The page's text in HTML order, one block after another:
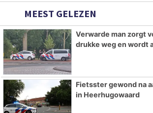
MEEST GELEZEN
Verwarde man zorgt
drukke weg en wordt
Fietsster gewond na
in Heerhugowaard